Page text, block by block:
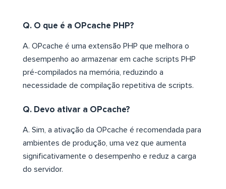
Q. O que é a OPcache PHP?
A. OPcache é uma extensão PHP que melhora o
desempenho ao armazenar em cache scripts PHP
pré-compilados na memória, reduzindo a
necessidade de compilação repetitiva de scripts.
Q. Devo ativar a OPcache?
A. Sim, a ativação da OPcache é recomendada para
ambientes de produção, uma vez que aumenta
significativamente o desempenho e reduz a carga
do servidor.